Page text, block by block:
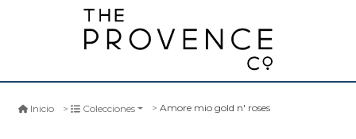
Inicio Colecciones Amore mio gold n' roses